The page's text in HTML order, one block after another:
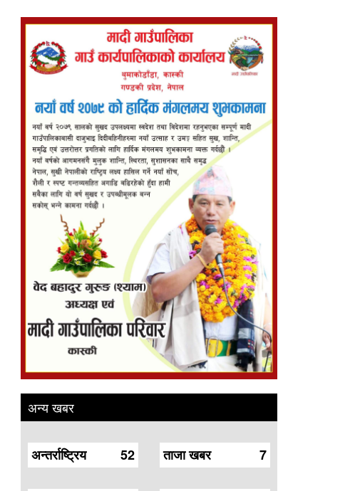
अन्य खबर
52
अन्तर्राष्ट्रिय 7
ताजा खबर